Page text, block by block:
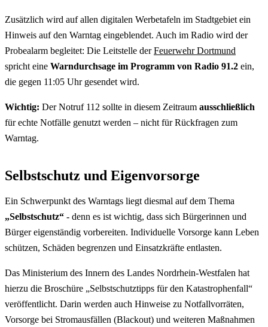
Zusätzlich wird auf allen digitalen Werbetafeln im Stadtgebiet ein
Hinweis auf den Warntag eingeblendet. Auch im Radio wird der
Probealarm begleitet: Die Leitstelle derFeuerwehr Dortmund
spricht eine Warndurchsage im Programm von Radio 91.2 ein,
die gegen 11:05 Uhr gesendet wird.
Wichtig: Der Notruf 112 sollte in diesem Zeitraum ausschließlich
für echte Notfälle genutzt werden – nicht für Rückfragen zum
Warntag.
Selbstschutz und Eigenvorsorge
Ein Schwerpunkt des Warntags liegt diesmal auf dem Thema
„Selbstschutz“ - denn es ist wichtig, dass sich Bürgerinnen und
Bürger eigenständig vorbereiten. Individuelle Vorsorge kann Leben
schützen, Schäden begrenzen und Einsatzkräfte entlasten.
Das Ministerium des Innern des Landes Nordrhein-Westfalen hat
hierzu die Broschüre „Selbstschutztipps für den Katastrophenfall“
veröffentlicht. Darin werden auch Hinweise zu Notfallvorräten,
Vorsorge bei Stromausfällen (Blackout) und weiteren Maßnahmen